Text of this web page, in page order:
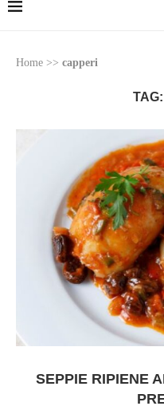
Home >> capperi
TAG:
SEPPIE RIPIENE